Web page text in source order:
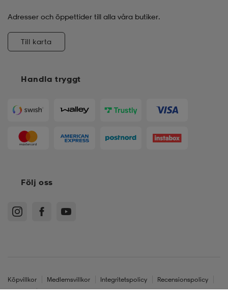
Handla tryggt
Adresser och öppettider till alla våra butiker.
Till karta
Följ oss
Köpvillkor Medlemsvillkor Integritetspolicy
Recensionspolicy
Cookies
Sitemap